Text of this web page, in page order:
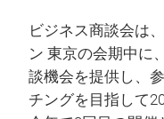
ビジネス商談会は
ン 東京の会期中に
談機会を提供し、
チングを目指して